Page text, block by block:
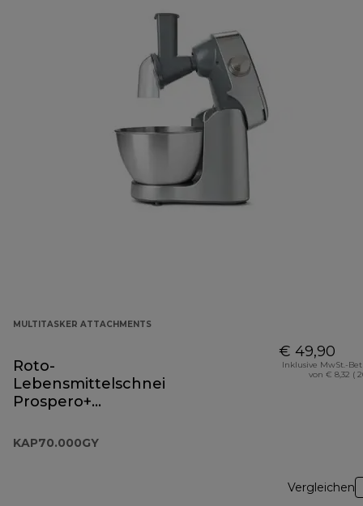
MULTITASKER ATTACHMENTS
Roto-
Lebensmittelschneider
Prospero+
KAP70.000GY
KAP70.000GY
€ 49,90
Inklusive MwSt.-
von € 8,32 (
Vergleichen